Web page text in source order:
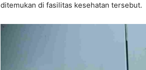
ditemukan di fasilitas kesehatan tersebut.